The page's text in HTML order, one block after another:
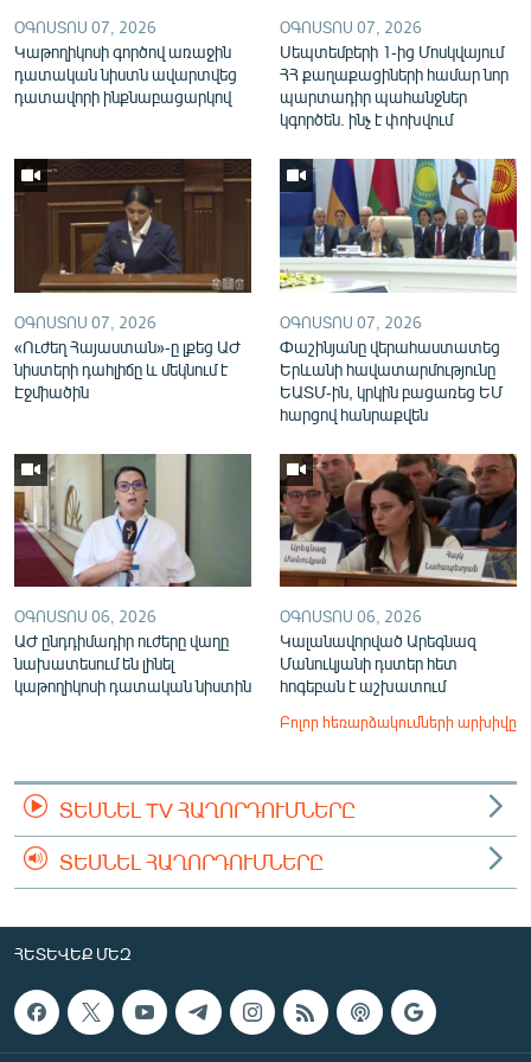
English
Русский
«Ազատության» բոլոր կայքերը
ՕԳՈՍՏՈՍ 07, 2026
Կաթողիկոսի գործով առաջին
դատական նիստն ավարտվեց
դատավորի ինքնաբացարկով
ՕԳՈՍՏՈՍ 07, 2026
Սեպտեմբերի 1-ից Մոսկվայում
ՀՀ քաղաքացիների համար նոր
պարտադիր պահանջներ
կգործեն. ինչ է փոխվում
ՕԳՈՍՏՈՍ 07, 2026
«Ուժեղ Հայաստան»-ը լքեց ԱԺ
նիստերի դահլիճը և մեկնում է
Էջմիածին
ՕԳՈՍՏՈՍ 07, 2026
Փաշինյանը վերահաստատեց
Երևանի հավատարմությունը
ԵԱՏՄ-ին, կրկին բացառեց ԵՄ
հարցով հանրաքվեն
ՕԳՈՍՏՈՍ 06, 2026
ԱԺ ընդդիմադիր ուժերը վաղը
նախատեսում են լինել
կաթողիկոսի դատական նիստին
ՕԳՈՍՏՈՍ 06, 2026
Կալանավորված Արեգնազ
Մանուկյանի դստեր հետ
հոգեբան է աշխատում
Բոլոր հեռարձակումների արխիվը
ՏԵՍՆԵԼ TV ՀԱՂՈՐԴՈՒՄՆԵՐԸ
ՏԵՍՆԵԼ ՀԱՂՈՐԴՈՒՄՆԵՐԸ
ՀԵՏԵՎԵՔ ՄԵԶ